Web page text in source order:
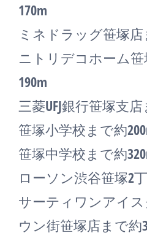
170m
ミネドラッグ笹塚店
ニトリデコホーム
190m
三菱UFJ銀行笹塚支
笹塚小学校まで約
笹塚中学校まで約
ローソン渋谷笹塚2
サーティワンアイ
ウン街笹塚店まで約